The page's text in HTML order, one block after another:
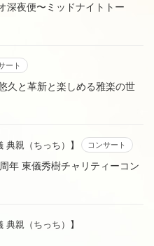
深夜便〜ミッドナイトトー
ート
久と革新と楽しめる雅楽の世
典親（ちっち）】 コンサート
年 東儀秀樹チャリティーコン
典親（ちっち）】